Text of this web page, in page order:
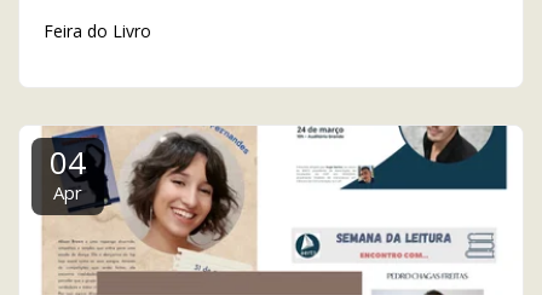
Feira do Livro
04
Apr